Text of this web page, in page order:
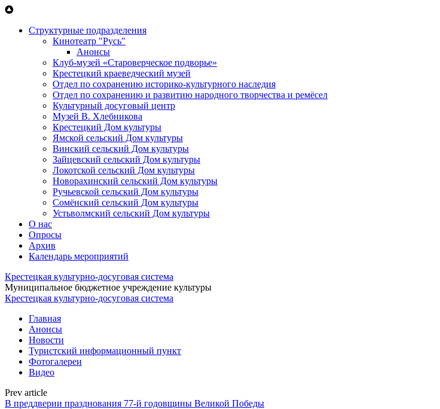
Перейти к основному содержанию
Структурные подразделения
Кинотеатр "Русь"
Анонсы
Клуб-музей «Староверческое подворье»
Крестецкий краеведческий музей
Отдел по сохранению историко-культурного наследия
Отдел по сохранению и развитию народного творчества и ремёсел
Культурный досуговый центр
Музей В. Хлебникова
Крестецкий Дом культуры
Ямской сельский Дом культуры
Винский сельский Дом культуры
Зайцевский сельский Дом культуры
Локотской сельский Дом культуры
Новорахинский сельский Дом культуры
Ручьевской сельский Дом культуры
Сомёнский сельский Дом культуры
Устьволмский сельский Дом культуры
О нас
Опросы
Архив
Календарь мероприятий
Крестецкая культурно-досуговая система
Муниципальное бюджетное учреждение культуры
Крестецкая культурно-досуговая система
Главная
Анонсы
Новости
Туристский информационный пункт
Фотогалереи
Видео
Prev article
В преддверии празднования 77-й годовщины Великой Победы